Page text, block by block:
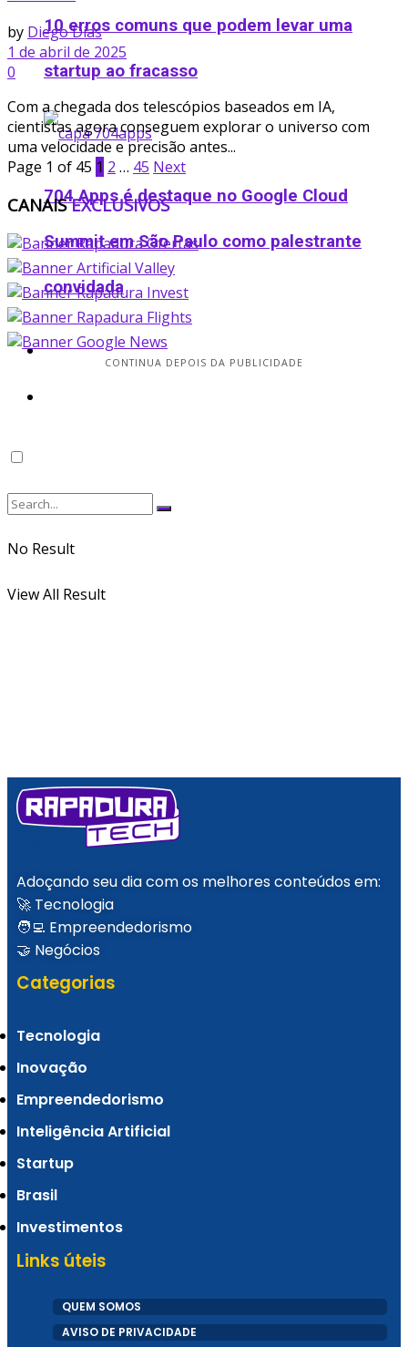
10 erros comuns que podem levar uma
startup ao fracasso
704 Apps é destaque no Google Cloud
Summit em São Paulo como palestrante
convidada
Podcast
No Result
View All Result
by Diego Dias
1 de abril de 2025
0
Com a chegada dos telescópios baseados em IA,
cientistas agora conseguem explorar o universo com
uma velocidade e precisão antes...
Page 1 of 45 1 2 … 45 Next
CANAISEXCLUSIVOS
CONTINUA DEPOIS DA PUBLICIDADE
Adoçando seu dia com os melhores conteúdos em:
🚀 Tecnologia
🧑‍💻 Empreendedorismo
🤝 Negócios
Categorias
Tecnologia
Inovação
Empreendedorismo
Inteligência Artificial
Startup
Brasil
Investimentos
Links úteis
QUEM SOMOS
AVISO DE PRIVACIDADE